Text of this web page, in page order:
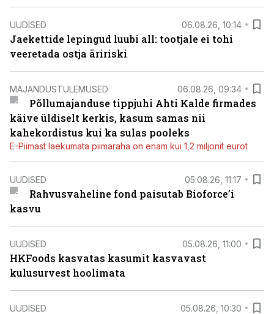
UUDISED 06.08.26, 10:14
Jaekettide lepingud luubi all: tootjale ei tohi
veeretada ostja äririski
MAJANDUSTULEMUSED 06.08.26, 09:34
Põllumajanduse tippjuhi Ahti Kalde firmades
käive üldiselt kerkis, kasum samas nii
kahekordistus kui ka sulas pooleks
E-Piimast laekumata piimaraha on enam kui 1,2 miljonit eurot
UUDISED 05.08.26, 11:17
Rahvusvaheline fond paisutab Bioforce’i
kasvu
UUDISED 05.08.26, 11:00
HKFoods kasvatas kasumit kasvavast
kulusurvest hoolimata
UUDISED 05.08.26, 10:30